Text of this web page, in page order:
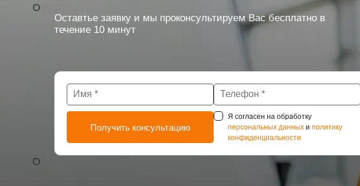
Оставтье заявку и мы проконсультируем Вас бесплатно в
течение 10 минут
Я согласен на обработку
персональных данныхи политику
конфиденциальности